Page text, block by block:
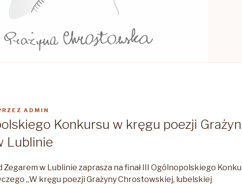
ADMIN
Konkursu w kręgu poezji
Lublinie
w Lublinie zaprasza na finał III Ogólnopolskiego
„W kręgu poezji Grażyny Chrostowskiej, lubelskiej